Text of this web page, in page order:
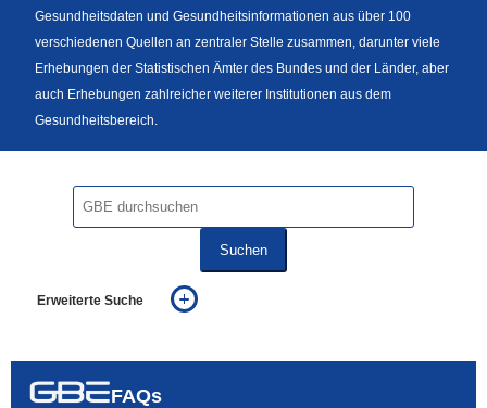
Gesundheitsdaten und Gesundheitsinformationen aus über 100
verschiedenen Quellen an zentraler Stelle zusammen, darunter viele
Erhebungen der Statistischen Ämter des Bundes und der Länder, aber
auch Erhebungen zahlreicher weiterer Institutionen aus dem
Gesundheitsbereich.
Suchen
Erweiterte Suche
auch in allen Texten suchen (Volltextsuche)
FAQs